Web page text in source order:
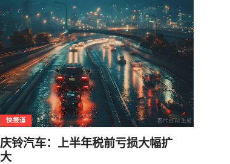
快报道
庆铃汽车：上半年税前亏损大幅扩
大